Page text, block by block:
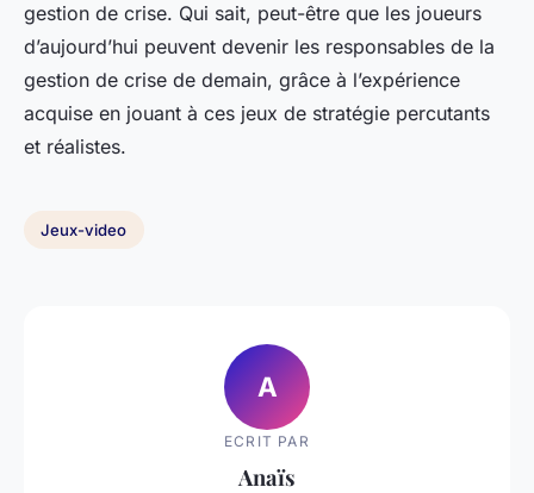
gestion de crise. Qui sait, peut-être que les joueurs
d’aujourd’hui peuvent devenir les responsables de la
gestion de crise de demain, grâce à l’expérience
acquise en jouant à ces jeux de stratégie percutants
et réalistes.
Jeux-video
A
ECRIT PAR
Anaïs